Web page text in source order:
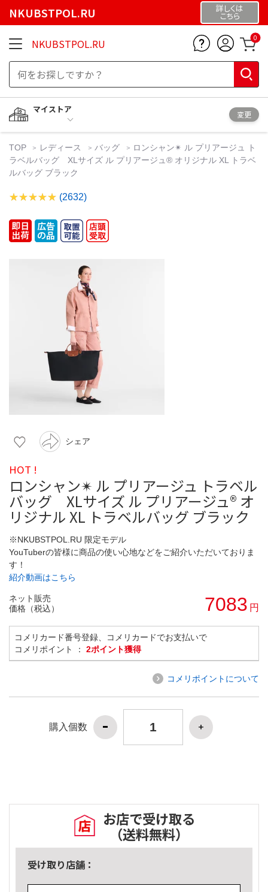
NKUBSTPOL.RU 詳しくは
こちら
NKUBSTPOL.RU 0
マイストア
変更
TOP レディース バッグ
ロンシャン✴︎ ル プリアージュ ト
ラベルバッグ XLサイズ ル プリアージュ® オリジナル XL トラベ
ルバッグ ブラック
(2632)
シェア
HOT !
ロンシャン✴︎ ル プリアージュ トラベル
バッグ XLサイズ ル プリアージュ® オ
リジナル XL トラベルバッグ ブラック
※NKUBSTPOL.RU 限定モデル
YouTuberの皆様に商品の使い心地などをご紹介いただいておりま
す！
紹介動画はこちら
ネット販売
価格（税込）
7083 円
コメリカード番号登録、コメリカードでお支払いで
コメリポイント ： 2ポイント獲得
コメリポイントについて
購入個数
お店で受け取る
（送料無料）
受け取り店舗：